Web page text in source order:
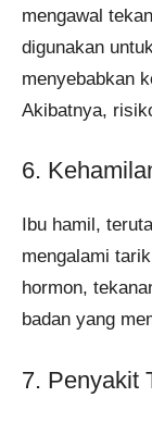
mengawal
digunakan
menyebabkan
Akibatnya,
6.
Ibu hamil,
mengalami
hormon,
badan yang
7. Penyakit